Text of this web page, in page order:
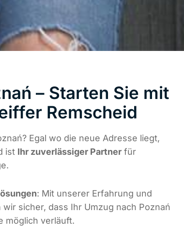
– Starten Sie mit
Remscheid
Egal wo die neue Adresse liegt,
ist Ihr zuverlässiger Partner für
: Mit unserer Erfahrung und
sicher, dass Ihr Umzug nach Poznań
möglich verläuft.